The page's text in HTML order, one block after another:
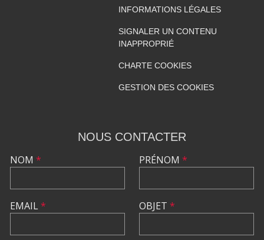
INFORMATIONS LÉGALES
SIGNALER UN CONTENU
INAPPROPRIÉ
CHARTE COOKIES
GESTION DES COOKIES
NOUS CONTACTER
NOM *
EMAIL*
PRÉNOM *
OBJET *